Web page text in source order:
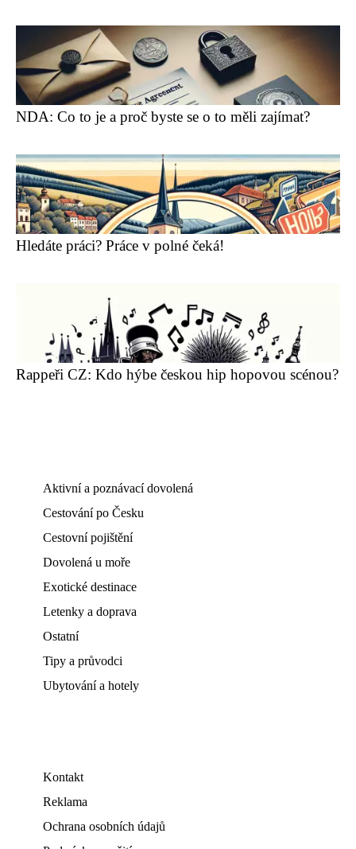
NDA: Co to je a proč byste se o to měli zajímat?
Hledáte práci? Práce v polné čeká!
Rappeři CZ: Kdo hýbe českou hip hopovou scénou?
Aktivní a poznávací dovolená
Cestování po Česku
Cestovní pojištění
Dovolená u moře
Exotické destinace
Letenky a doprava
Ostatní
Tipy a průvodci
Ubytování a hotely
Kontakt
Reklama
Ochrana osobních údajů